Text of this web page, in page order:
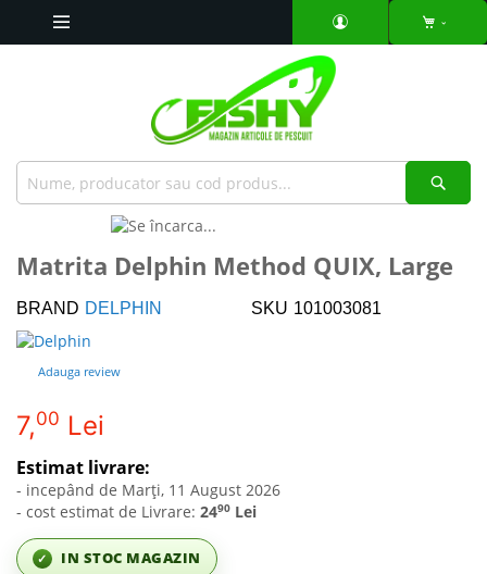
the
of
the
images
gallery
to
beginning
of
the
images
Matrita Delphin Method QUIX, Large
BRAND DELPHIN SKU 101003081
Adauga review
7,00 Lei
✓ IN STOC MAGAZIN
Estimat livrare:
- incepând de Marți, 11 August 2026
- cost estimat de Livrare: 2490 Lei